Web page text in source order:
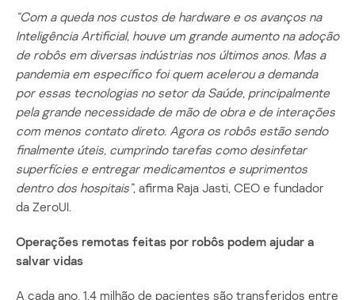
“Com a queda nos custos de hardware e os avanços na
Inteligência Artificial, houve um grande aumento na adoção
de robôs em diversas indústrias nos últimos anos. Mas a
pandemia em específico foi quem acelerou a demanda
por essas tecnologias no setor da Saúde, principalmente
pela grande necessidade de mão de obra e de interações
com menos contato direto. Agora os robôs estão sendo
finalmente úteis, cumprindo tarefas como desinfetar
superfícies e entregar medicamentos e suprimentos
dentro dos hospitais”, afirma Raja Jasti, CEO e fundador
da ZeroUI.
Operações remotas feitas por robôs podem ajudar a
salvar vidas
A cada ano, 1,4 milhão de pacientes são transferidos entre